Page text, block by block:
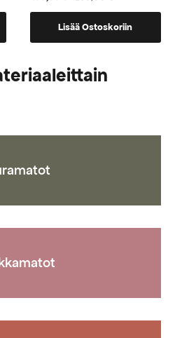
hinta
hinta
Lisää Ostoskoriin